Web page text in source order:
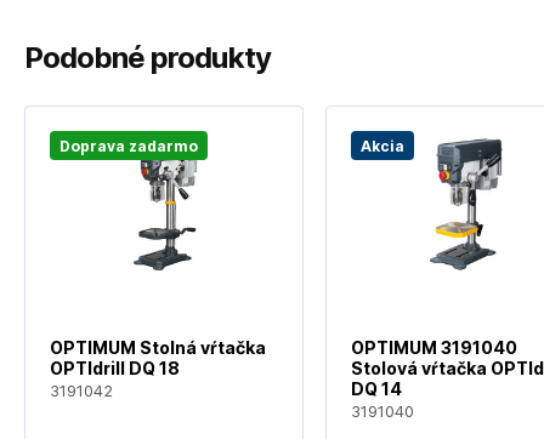
Podobné produkty
Doprava zadarmo
OPTIMUM Stolná vŕtačka
OPTIdrill DQ 18
3191042
Akcia
OPTIMUM 3191040
Stolová vŕtačka
DQ 14
3191040